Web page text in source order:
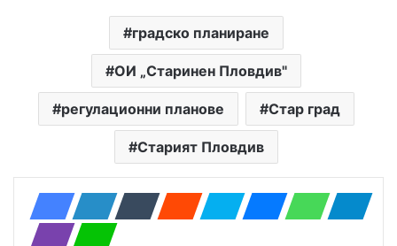
градско планиране
ОИ „Старинен Пловдив"
регулационни планове Стар град
Старият Пловдив